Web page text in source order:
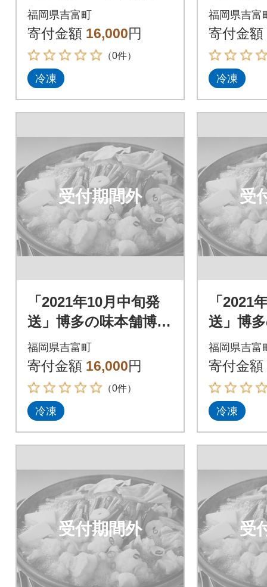
もつ鍋黄金のだしぽ
ん酢セットと辛子明
太子500g_吉富町
福岡県吉富町
寄付金額 16,000円
（0件）
冷凍
もつ鍋
ん酢セ
太子
福岡県吉富
寄付金額
冷凍
受付期間外
「2021年10月中旬発
送」博多の味本舗博多
もつ鍋黄金のだしぽ
ん酢セットと辛子明
太子500g_吉富町
福岡県吉富町
寄付金額 16,000円
（0件）
冷凍
受
「2021
送」博
もつ鍋
ん酢セ
太子
福岡県吉富
寄付金額
冷凍
受付期間外 受